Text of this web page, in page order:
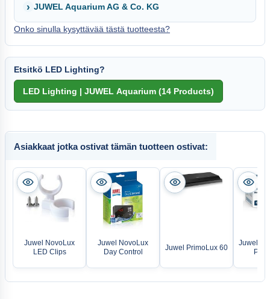
JUWEL Aquarium AG & Co. KG
Onko sinulla kysyttävää tästä tuotteesta?
Etsitkö LED Lighting?
Asiakkaat jotka ostivat tämän tuotteen ostivat:
Juwel NovoLux
LED Clips
Juwel NovoLux
Day Control
Juwel PrimoLux 60
Juwel